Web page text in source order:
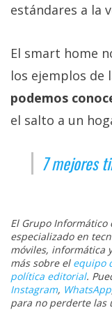
estándares a la
El smart home
los ejemplos de
podemos
el salto a un
7 mejores
El Grupo
especializado en
móviles, informática
más sobre el equipo
política editorial.
Instagram, WhatsApp
para no perderte las